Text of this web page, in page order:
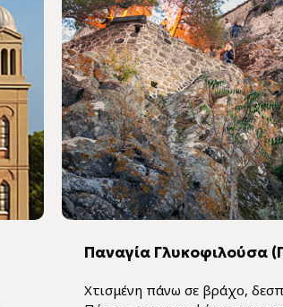
Παναγία Γλυκοφιλούσα
Χτισμένη πάνω σε βράχο,